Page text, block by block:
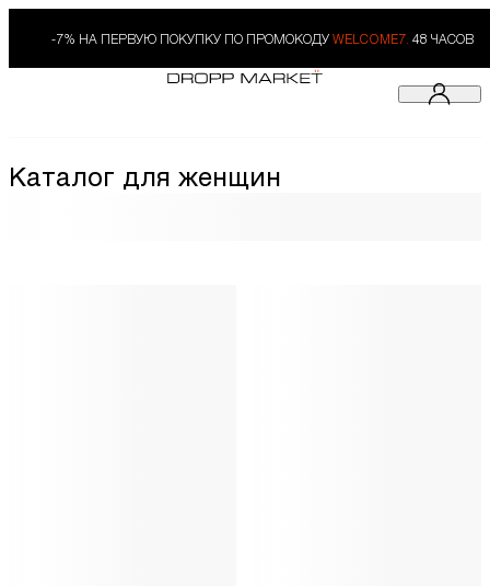
-7% НА ПЕРВУЮ ПОКУПКУ ПО ПРОМОКОДУ WELCOME7. 48 ЧАСОВ
Каталог для женщин